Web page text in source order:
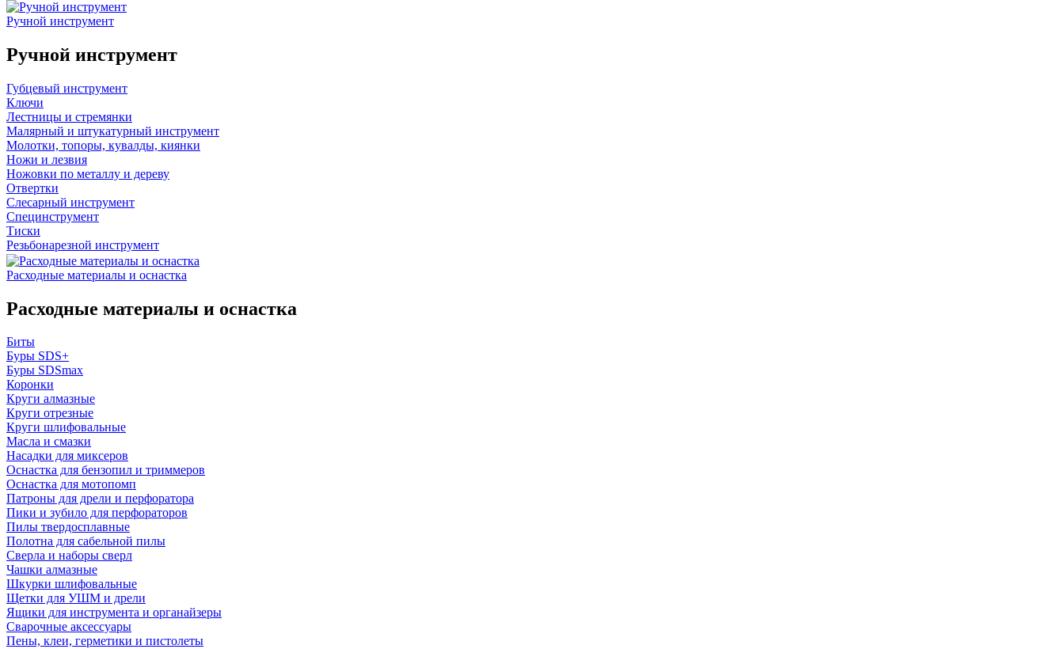
Ручной инструмент
Ручной инструмент
Губцевый инструмент
Ключи
Лестницы и стремянки
Малярный и штукатурный инструмент
Молотки, топоры, кувалды, киянки
Ножи и лезвия
Ножовки по металлу и дереву
Отвертки
Слесарный инструмент
Специнструмент
Тиски
Резьбонарезной инструмент
Расходные материалы и оснастка
Расходные материалы и оснастка
Биты
Буры SDS+
Буры SDSmax
Коронки
Круги алмазные
Круги отрезные
Круги шлифовальные
Масла и смазки
Насадки для миксеров
Оснастка для бензопил и триммеров
Оснастка для мотопомп
Патроны для дрели и перфоратора
Пики и зубило для перфораторов
Пилы твердосплавные
Полотна для сабельной пилы
Сверла и наборы сверл
Чашки алмазные
Шкурки шлифовальные
Щетки для УШМ и дрели
Ящики для инструмента и органайзеры
Сварочные аксессуары
Пены, клеи, герметики и пистолеты